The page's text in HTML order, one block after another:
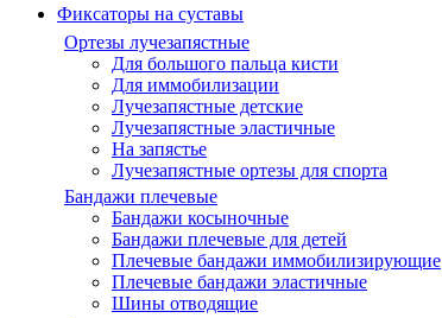
Фиксаторы на суставы
Ортезы лучезапястные
Для большого пальца кисти
Для иммобилизации
Лучезапястные детские
Лучезапястные эластичные
На запястье
Лучезапястные ортезы для спорта
Бандажи плечевые
Бандажи косыночные
Бандажи плечевые для детей
Плечевые бандажи иммобилизирующие
Плечевые бандажи эластичные
Шины отводящие